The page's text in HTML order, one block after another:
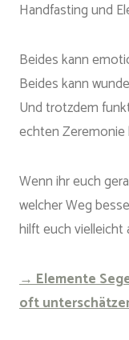
Handfasting und
Beides kann
Beides kann
Und trotzdem
echten
Wenn ihr euch
welcher Weg
hilft euch vielleicht
→ Elemente
oft